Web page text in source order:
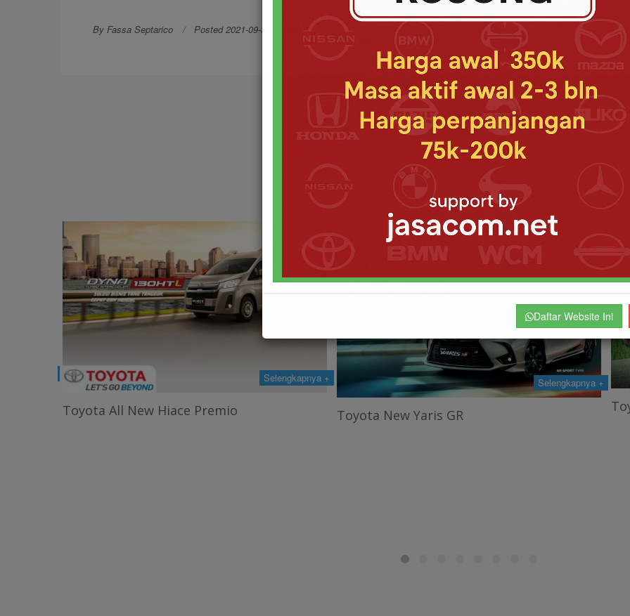
Daftar Website Ini
By Fassa Septarico Posted 2021-09-30 01:22:23
MODEL TOYOTA MOBIL
Selengkapnya +
Toyota New Yaris GR
Selengkapnya +